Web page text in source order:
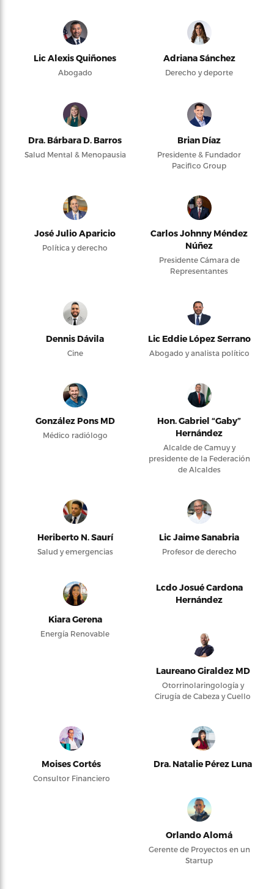
Lic Alexis Quiñones
Abogado
Adriana Sánchez
Derecho y deporte
Dra. Bárbara D. Barros
Salud Mental & Menopausia
Brian Díaz
Presidente & Fundador
Pacifico Group
José Julio Aparicio
Política y derecho
Carlos Johnny Méndez
Núñez
Presidente Cámara de
Representantes
Dennis Dávila
Cine
Lic Eddie López Serrano
Abogado y analista político
González Pons MD
Médico radiólogo
Hon. Gabriel “Gaby”
Hernández
Alcalde de Camuy y
presidente de la Federación
de Alcaldes
Heriberto N. Saurí
Salud y emergencias
Lic Jaime Sanabria
Profesor de derecho
Kiara Gerena
Energía Renovable
Lcdo Josué Cardona
Hernández
Laureano Giraldez MD
Otorrinolaringología y
Cirugía de Cabeza y Cuello
Moises Cortés
Consultor Financiero
Dra. Natalie Pérez Luna
Orlando Alomá
Gerente de Proyectos en un
Startup